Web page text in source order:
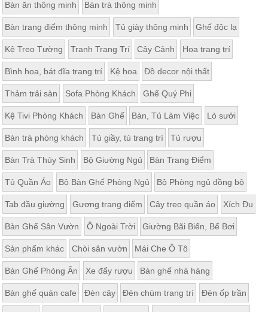
Bàn ăn thông minh Bàn trà thông minh
Bàn trang điểm thông minh Tủ giày thông minh Ghế độc lạ
Kệ Treo Tường Tranh Trang Trí Cây Cảnh Hoa trang trí
Bình hoa, bát đĩa trang trí Kệ hoa Đồ decor nội thất
Thảm trải sàn Sofa Phòng Khách Ghế Quý Phi
Kệ Tivi Phòng Khách Bàn Ghế Bàn, Tủ Làm Việc Lò sưởi
Bàn trà phòng khách Tủ giầy, tủ trang trí Tủ rượu
Bàn Trà Thủy Sinh Bộ Giường Ngủ Bàn Trang Điểm
Tủ Quần Áo Bộ Bàn Ghế Phòng Ngủ Bộ Phòng ngủ đồng bộ
Tab đầu giường Gương trang điểm Cây treo quần áo Xích Đu
Bàn Ghế Sân Vườn Ô Ngoài Trời Giường Bãi Biển, Bể Bơi
Sản phẩm khác Chòi sân vườn Mái Che Ô Tô
Bàn Ghế Phòng Ăn Xe đẩy rượu Bàn ghế nhà hàng
Bàn ghế quán cafe Đèn cây Đèn chùm trang trí Đèn ốp trần